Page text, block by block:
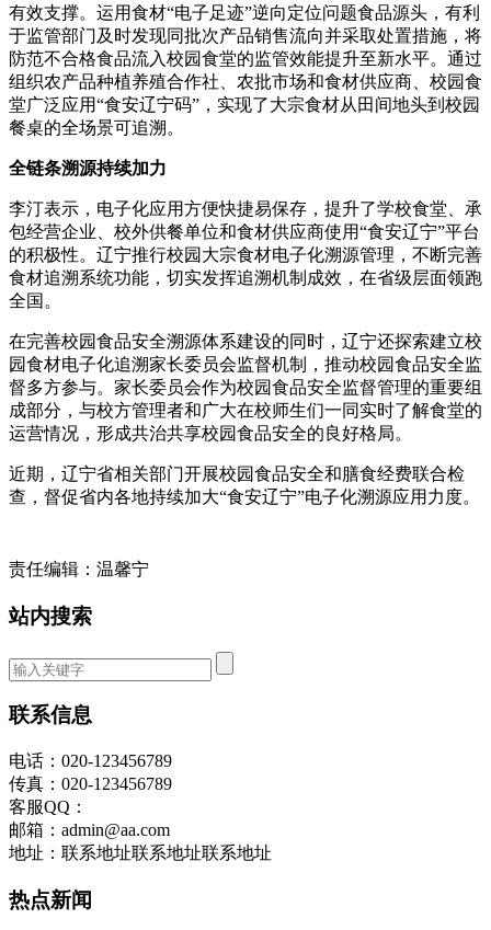
有效支撑。运用食材“电子足迹”逆向定位问题食品源头，有利
于监管部门及时发现同批次产品销售流向并采取处置措施，将
防范不合格食品流入校园食堂的监管效能提升至新水平。通过
组织农产品种植养殖合作社、农批市场和食材供应商、校园食
堂广泛应用“食安辽宁码”，实现了大宗食材从田间地头到校园
餐桌的全场景可追溯。
全链条溯源持续加力
李汀表示，电子化应用方便快捷易保存，提升了学校食堂、承
包经营企业、校外供餐单位和食材供应商使用“食安辽宁”平台
的积极性。辽宁推行校园大宗食材电子化溯源管理，不断完善
食材追溯系统功能，切实发挥追溯机制成效，在省级层面领跑
全国。
在完善校园食品安全溯源体系建设的同时，辽宁还探索建立校
园食材电子化追溯家长委员会监督机制，推动校园食品安全监
督多方参与。家长委员会作为校园食品安全监督管理的重要组
成部分，与校方管理者和广大在校师生们一同实时了解食堂的
运营情况，形成共治共享校园食品安全的良好格局。
近期，辽宁省相关部门开展校园食品安全和膳食经费联合检
查，督促省内各地持续加大“食安辽宁”电子化溯源应用力度。
责任编辑：温馨宁
站内搜索
联系信息
电话：020-123456789
传真：020-123456789
客服QQ：
邮箱：admin@aa.com
地址：联系地址联系地址联系地址
热点新闻